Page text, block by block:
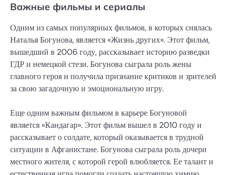
Важные фильмы и сериалы
Одним из самых популярных фильмов, в которых снялась
Наталья Богунова, является «Жизнь других». Этот фильм,
вышедший в 2006 году, рассказывает историю разведки
ГДР и немецкой стези. Богунова сыграла роль жены
главного героя и получила признание критиков и зрителей
за свою загадочную и эмоциональную игру.
Еще одним важным фильмом в карьере Богуновой
является «Кандагар». Этот фильм вышел в 2010 году и
рассказывает о солдате, который оказывается в трудной
ситуации в Афганистане. Богунова сыграла роль дочери
местного жителя, с которой герой влюбляется. Ее талант и